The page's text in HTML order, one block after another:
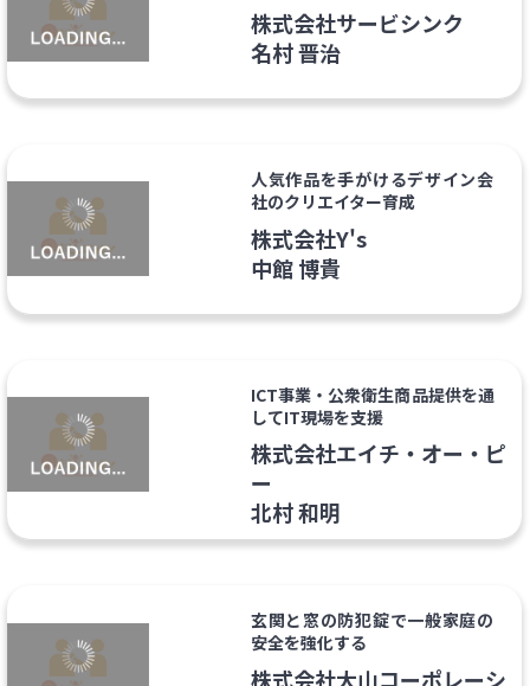
株式会社サービシンク
名村 晋治
人気作品を手がけるデザイン会
社のクリエイター育成
株式会社Y's
中館 博貴
ICT事業・公衆衛生商品提供を通
してIT現場を支援
株式会社エイチ・オー・ピ
ー
北村 和明
玄関と窓の防犯錠で一般家庭の
安全を強化する
株式会社大山コーポレーシ